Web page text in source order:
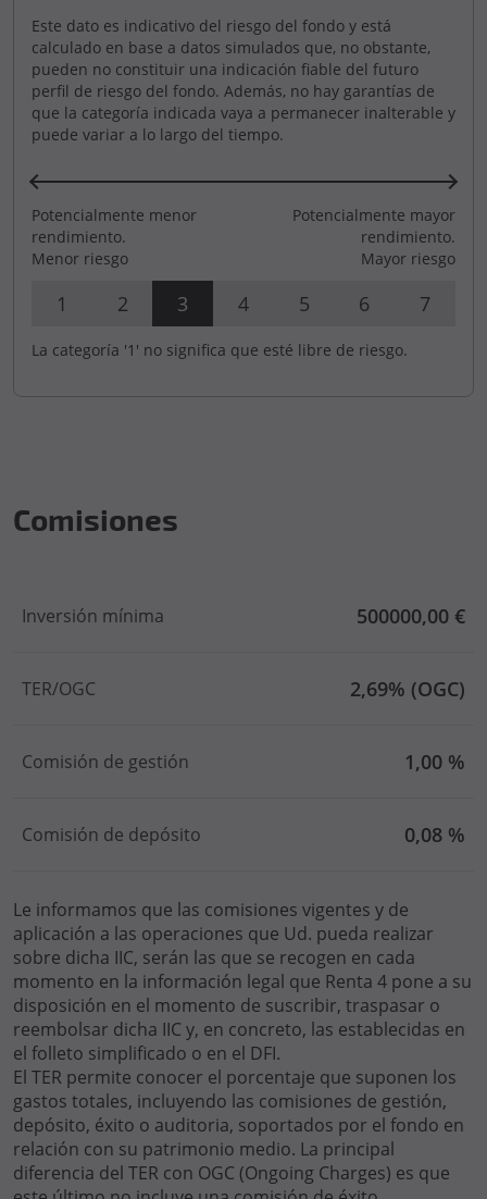
Este dato es indicativo del riesgo del fondo y está
calculado en base a datos simulados que, no obstante,
pueden no constituir una indicación fiable del futuro
perfil de riesgo del fondo. Además, no hay garantías de
que la categoría indicada vaya a permanecer inalterable y
puede variar a lo largo del tiempo.
Potencialmente menor
rendimiento.
Menor riesgo
Potencialmente mayor
rendimiento.
Mayor riesgo
1 2 3 4 5 6 7
La categoría '1' no significa que esté libre de riesgo.
Comisiones
Inversión mínima 500000,00 €
TER/OGC 2,69% (OGC)
Comisión de gestión 1,00 %
Comisión de depósito 0,08 %
Le informamos que las comisiones vigentes y de
aplicación a las operaciones que Ud. pueda realizar
sobre dicha IIC, serán las que se recogen en cada
momento en la información legal que Renta 4 pone a su
disposición en el momento de suscribir, traspasar o
reembolsar dicha IIC y, en concreto, las establecidas en
el folleto simplificado o en el DFI.
El TER permite conocer el porcentaje que suponen los
gastos totales, incluyendo las comisiones de gestión,
depósito, éxito o auditoria, soportados por el fondo en
relación con su patrimonio medio. La principal
diferencia del TER con OGC (Ongoing Charges) es que